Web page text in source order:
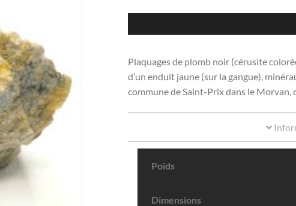
Plaquages de plomb noir (cérusite
d’un enduit jaune (sur la gangue),
commune de Saint-Prix dans le Morvan,
Poids
Dimensions